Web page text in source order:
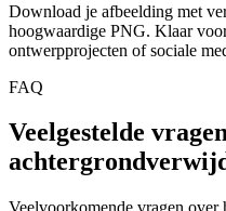
Download je afbeelding met
hoogwaardige PNG. Klaar
ontwerpprojecten of sociale
FAQ
Veelgestelde